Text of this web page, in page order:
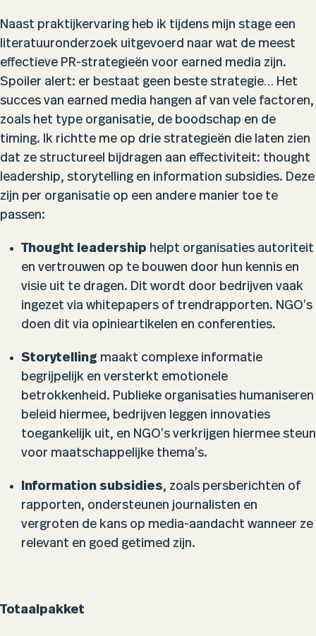
Naast praktijkervaring heb ik tijdens mijn stage een
literatuuronderzoek uitgevoerd naar wat de meest
effectieve PR-strategieën voor earned media zijn.
Spoiler alert: er bestaat geen beste strategie… Het
succes van earned media hangen af van vele factoren,
zoals het type organisatie, de boodschap en de
timing. Ik richtte me op drie strategieën die laten zien
dat ze structureel bijdragen aan effectiviteit: thought
leadership, storytelling en information subsidies. Deze
zijn per organisatie op een andere manier toe te
passen:
Thought leadership helpt organisaties autoriteit
en vertrouwen op te bouwen door hun kennis en
visie uit te dragen. Dit wordt door bedrijven vaak
ingezet via whitepapers of trendrapporten. NGO’s
doen dit via opinieartikelen en conferenties.
Storytelling maakt complexe informatie
begrijpelijk en versterkt emotionele
betrokkenheid. Publieke organisaties humaniseren
beleid hiermee, bedrijven leggen innovaties
toegankelijk uit, en NGO’s verkrijgen hiermee steun
voor maatschappelijke thema’s.
Information subsidies, zoals persberichten of
rapporten, ondersteunen journalisten en
vergroten de kans op media-aandacht wanneer ze
relevant en goed getimed zijn.
Totaalpakket